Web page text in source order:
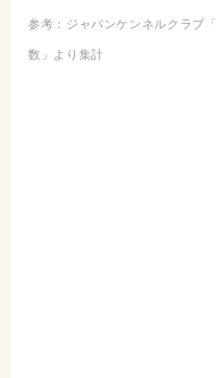
参考：ジャパンケンネルクラブ「
数 」より集計